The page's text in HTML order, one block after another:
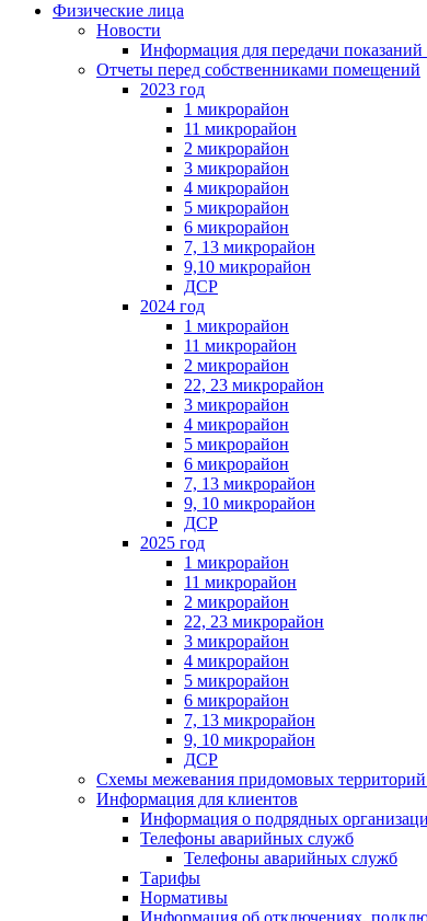
Физические лица
Новости
Информация для передачи
Отчеты перед собственниками помещений
2023 год
1 микрорайон
11 микрорайон
2 микрорайон
3 микрорайон
4 микрорайон
5 микрорайон
6 микрорайон
7, 13 микрорайон
9,10 микрорайон
ДСР
2024 год
1 микрорайон
11 микрорайон
2 микрорайон
22, 23 микрорайон
3 микрорайон
4 микрорайон
5 микрорайон
6 микрорайон
7, 13 микрорайон
9, 10 микрорайон
ДСР
2025 год
1 микрорайон
11 микрорайон
2 микрорайон
22, 23 микрорайон
3 микрорайон
4 микрорайон
5 микрорайон
6 микрорайон
7, 13 микрорайон
9, 10 микрорайон
ДСР
Схемы межевания придомовых
Информация для клиентов
Информация о подрядных
Телефоны аварийных служб
Телефоны аварийных служб
Тарифы
Нормативы
Информация об отключениях,